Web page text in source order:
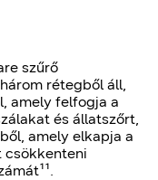
szűrő
rétegből áll,
amely felfogja a
és állatszőrt,
amely elkapja a
csökkenteni